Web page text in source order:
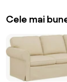
Cele mai